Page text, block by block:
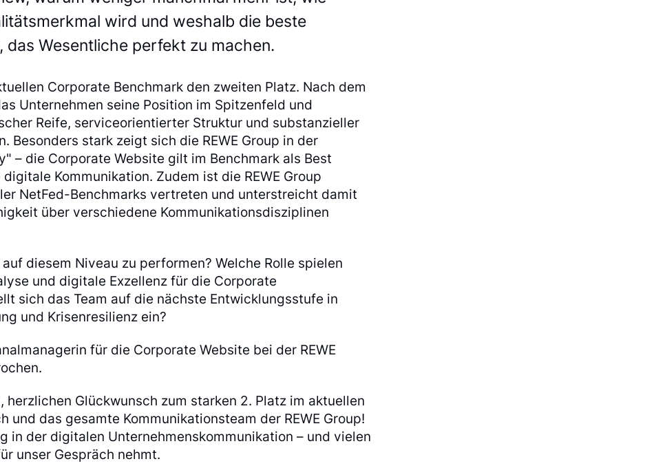
wird und weshalb die beste
Wesentliche perfekt zu machen.
Corporate Benchmark den zweiten Platz. Nach dem
Unternehmen seine Position im Spitzenfeld und
Reife, serviceorientierter Struktur und substanzieller
Besonders stark zeigt sich die REWE Group in der
– die Corporate Website gilt im Benchmark als Best
Kommunikation. Zudem ist die REWE Group
NetFed-Benchmarks vertreten und unterstreicht damit
über verschiedene Kommunikationsdisziplinen
diesem Niveau zu performen? Welche Rolle spielen
und digitale Exzellenz für die Corporate
sich das Team auf die nächste Entwicklungsstufe in
und Krisenresilienz ein?
für die Corporate Website bei der REWE
herzlichen Glückwunsch zum starken 2. Platz im aktuellen
und das gesamte Kommunikationsteam der REWE Group!
in der digitalen Unternehmenskommunikation – und vielen
unser Gespräch nehmt.